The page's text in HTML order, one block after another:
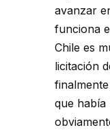
avanzar
funciona
Chile es
licitación
que había